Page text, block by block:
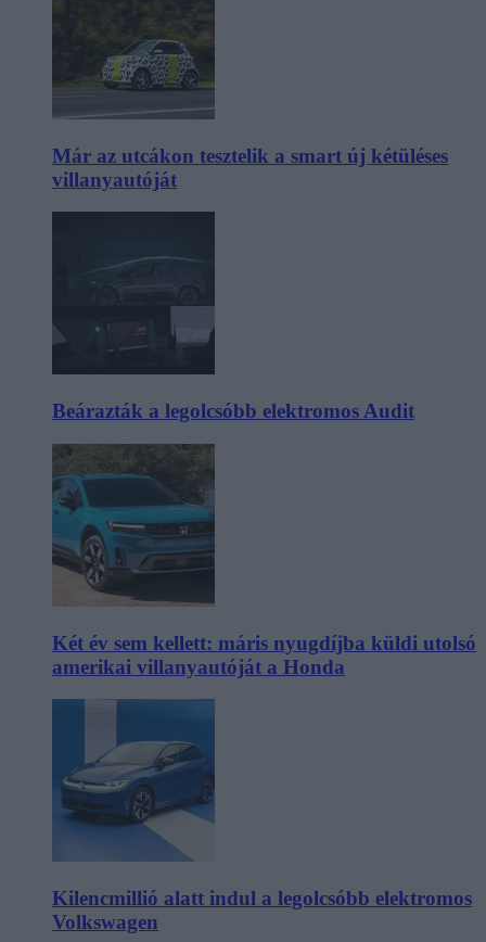
Már az utcákon tesztelik a smart új kétüléses
villanyautóját
Beárazták a legolcsóbb elektromos Audit
Két év sem kellett: máris nyugdíjba küldi utolsó
amerikai villanyautóját a Honda
Kilencmillió alatt indul a legolcsóbb elektromos
Volkswagen